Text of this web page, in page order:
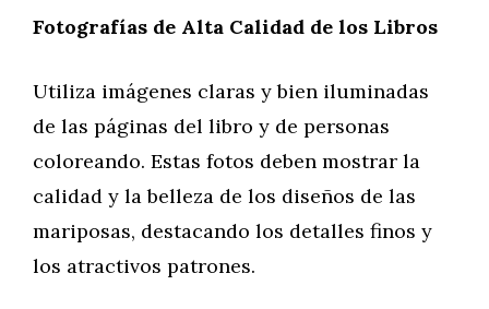
Fotografías de Alta Calidad de los Libros
Utiliza imágenes claras y bien iluminadas
de las páginas del libro y de personas
coloreando. Estas fotos deben mostrar la
calidad y la belleza de los diseños de las
mariposas, destacando los detalles finos y
los atractivos patrones.